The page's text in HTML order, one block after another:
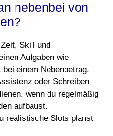
nebenbei von
Skill und
Aufgaben wie
einem Nebenbetrag.
oder Schreiben
wenn du regelmäßig
aufbaust.
realistische Slots planst